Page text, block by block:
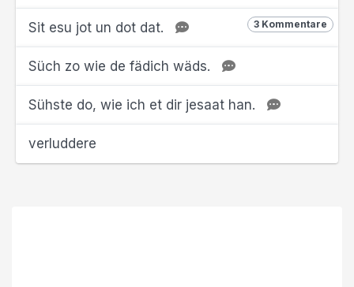
3 Kommentare
Sit esu jot un dot dat.
Süch zo wie de fädich wäds.
Sühste do, wie ich et dir jesaat han.
verluddere